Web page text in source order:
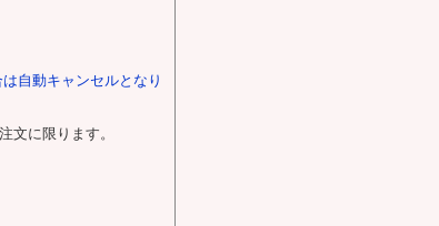
自動キャンセルとなり
に限ります。